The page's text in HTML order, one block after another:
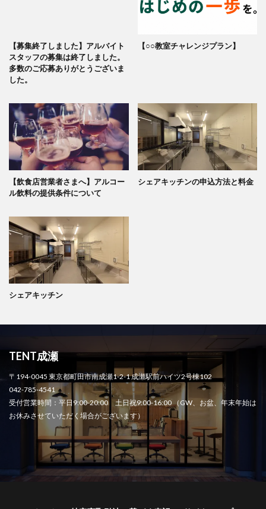
【募集終了しました】アルバイト
スタッフの募集は終了しました。
多数のご応募ありがとうございま
した。
【○○教室チャレンジプラン】
【飲食店営業者さまへ】アルコー
ル飲料の提供条件について
シェアキッチンの申込方法と料金
シェアキッチン
TENT成瀬
〒194-0045 東京都町田市南成瀬1-2-1 成瀬駅前ハイツ2号棟102
042-785-4541
受付営業時間：平日9:00-20:00 土日祝9:00-16:00 （GW、お盆、年末年始は
お休みさせていただく場合がございます）